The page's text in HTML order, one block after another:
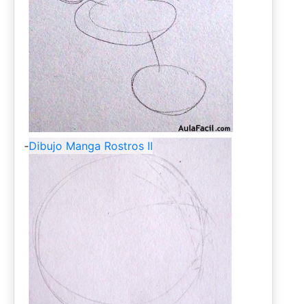
-Dibujo Manga Rostros II